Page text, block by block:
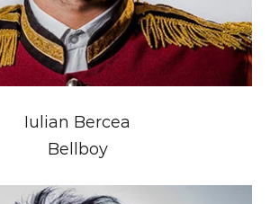
Iulian Bercea
Bellboy